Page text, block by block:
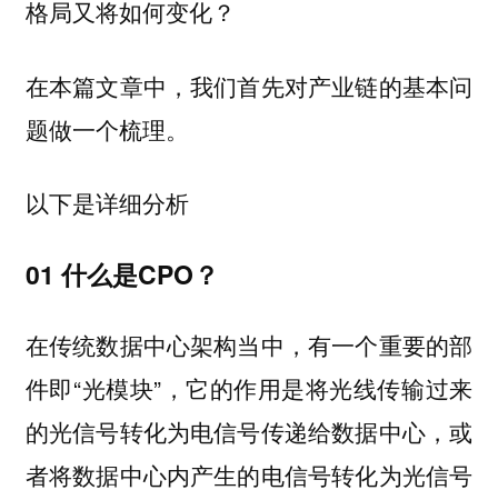
格局又将如何变化？
在本篇文章中，我们首先对产业链的基本问
题做一个梳理。
以下是详细分析
01 什么是CPO？
在传统数据中心架构当中，有一个重要的部
件即“光模块”，它的作用是将光线传输过来
的光信号转化为电信号传递给数据中心，或
者将数据中心内产生的电信号转化为光信号